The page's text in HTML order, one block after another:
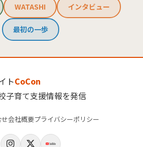
WATASHI インタビュー
最初の一歩
トCoCon
子育て支援情報を発信
会社概要プライバシーポリシー